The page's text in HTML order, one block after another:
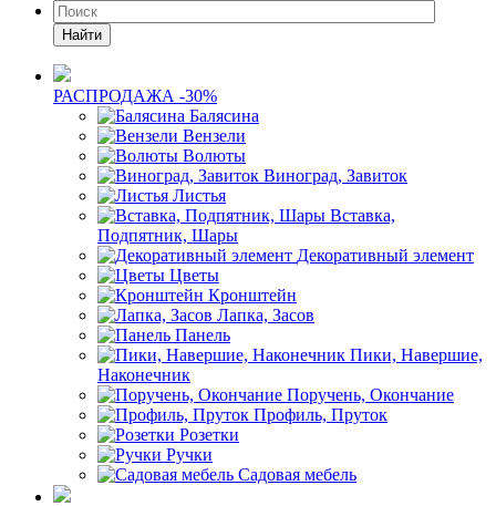
Найти
РАСПРОДАЖА -30%
Балясина
Вензели
Волюты
Виноград, Завиток
Листья
Вставка,
Подпятник, Шары
Декоративный элемент
Цветы
Кронштейн
Лапка, Засов
Панель
Пики, Навершие,
Наконечник
Поручень, Окончание
Профиль, Пруток
Розетки
Ручки
Садовая мебель